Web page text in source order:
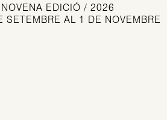
NOVENA EDICIÓ / 2026
SETEMBRE AL 1 DE NOVEMBRE